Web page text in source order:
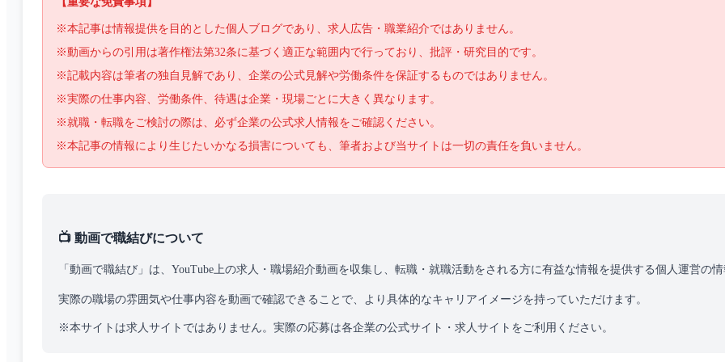
※本記事は情報提供を目的とした個人ブログであり、求人広告・職業紹介ではありません。
※動画からの引用は著作権法第32条に基づく適正な範囲内で行っており、批評・研究目的です。
※記載内容は筆者の独自見解であり、企業の公式見解や労働条件を保証するものではありません。
※実際の仕事内容、労働条件、待遇は企業・現場ごとに大きく異なります。
※就職・転職をご検討の際は、必ず企業の公式求人情報をご確認ください。
※本記事の情報により生じたいかなる損害についても、筆者および当サイトは一切の責任を負いません。
📺 動画で職結びについて
「動画で職結び」は、YouTube上の求人・職場紹介動画を収集し、転職・就職活動をされる方に有益な情報を提供する個人運営の情
実際の職場の雰囲気や仕事内容を動画で確認できることで、より具体的なキャリアイメージを持っていただけます。
※本サイトは求人サイトではありません。実際の応募は各企業の公式サイト・求人サイトをご利用ください。